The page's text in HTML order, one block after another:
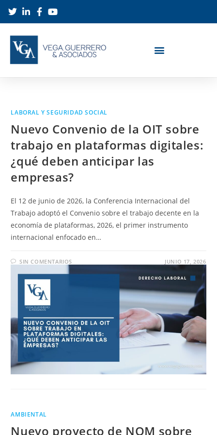
LABORAL Y SEGURIDAD SOCIAL
Nuevo Convenio de la OIT sobre
trabajo en plataformas digitales:
¿qué deben anticipar las
empresas?
El 12 de junio de 2026, la Conferencia Internacional del
Trabajo adoptó el Convenio sobre el trabajo decente en la
economía de plataformas, 2026, el primer instrumento
internacional enfocado en…
SIN COMENTARIOS JUNIO 17, 2026
AMBIENTAL
Nuevo proyecto de NOM sobre